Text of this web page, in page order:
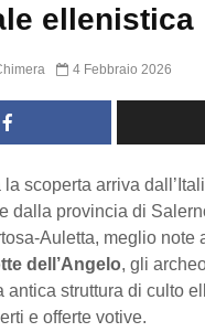
ellenistica
4 Febbraio 2026
scoperta arriva
dalla provincia di
Auletta, meglio note
dell’Angelo, gli
antica struttura di culto
e offerte votive.